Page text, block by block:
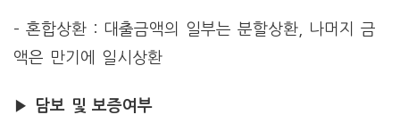
– 혼합상환 : 대출금액의 일부는 분할상환, 나머지 금
액은 만기에 일시상환
▶ 담보 및 보증여부